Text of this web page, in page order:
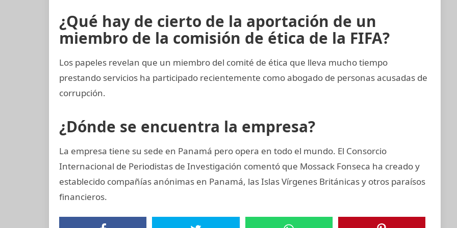
¿Qué hay de cierto de la aportación de un
miembro de la comisión de ética de la FIFA?
Los papeles revelan que un miembro del comité de ética que lleva mucho tiempo
prestando servicios ha participado recientemente como abogado de personas acusadas de
corrupción.
¿Dónde se encuentra la empresa?
La empresa tiene su sede en Panamá pero opera en todo el mundo. El Consorcio
Internacional de Periodistas de Investigación comentó que Mossack Fonseca ha creado y
establecido compañías anónimas en Panamá, las Islas Vírgenes Británicas y otros paraísos
financieros.